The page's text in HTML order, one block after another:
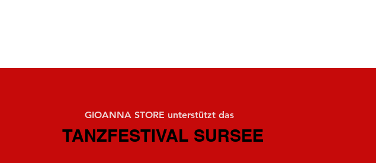
GIOANNA STORE unterstützt das
TANZFESTIVAL SURSEE
TANZFESTIVAL SURSEE